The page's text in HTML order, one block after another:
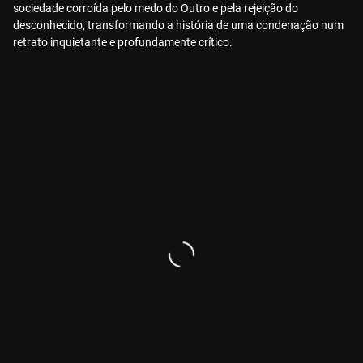
sociedade corroída pelo medo do Outro e pela rejeição do
desconhecido, transformando a história de uma condenação num
retrato inquietante e profundamente crítico.